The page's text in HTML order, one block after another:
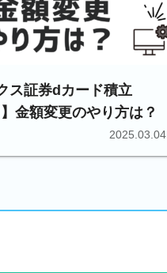
ス証券dカード積立
】金額変更のやり方は？
2025.03.04